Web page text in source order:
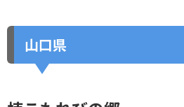
山口県